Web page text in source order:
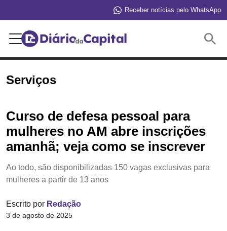
Receber notícias pelo WhatsApp
Serviços
Curso de defesa pessoal para
mulheres no AM abre inscrições
amanhã; veja como se inscrever
Ao todo, são disponibilizadas 150 vagas exclusivas para
mulheres a partir de 13 anos
Escrito por Redação
3 de agosto de 2025